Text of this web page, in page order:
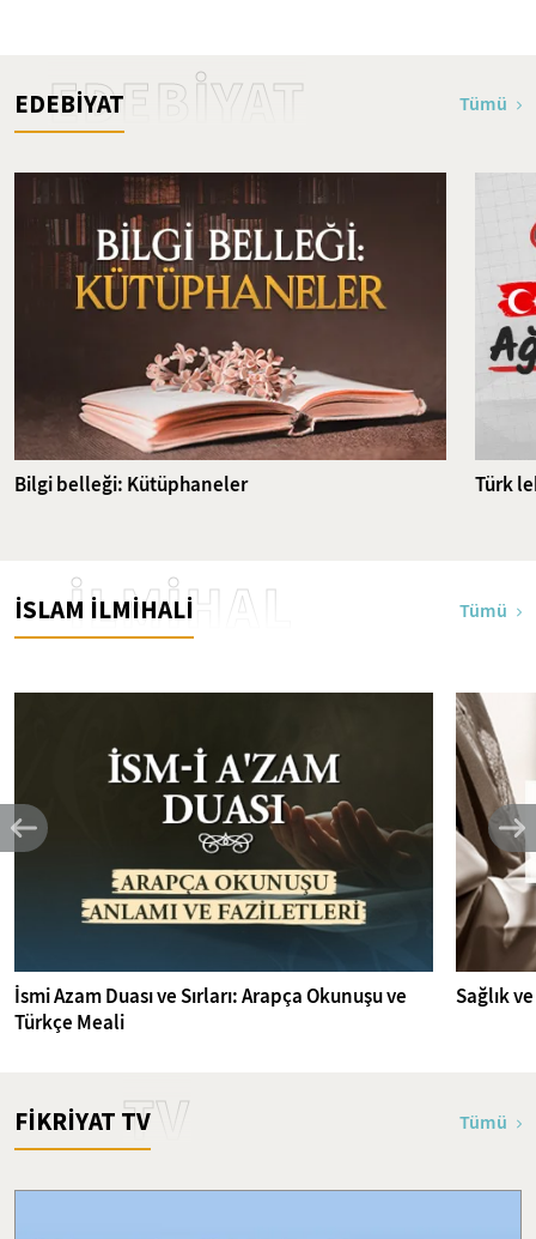
EDEBİYAT
EDEBİYAT Tümü
Bilgi belleği: Kütüphaneler Türk
İSLAM İLMİHALİ
İLMİHAL Tümü
İsmi Azam Duası ve Sırları: Arapça Okunuşu ve
Türkçe Meali
Sağlık
FİKRİYAT TVTV Tümü